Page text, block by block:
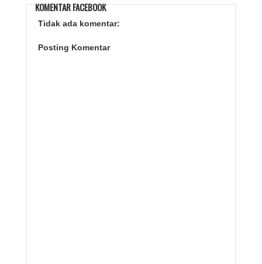
KOMENTAR FACEBOOK
Tidak ada komentar:
Posting Komentar